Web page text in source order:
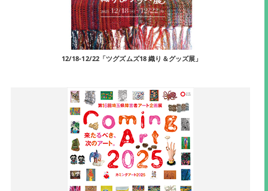
12/18-12/22「ツグズムズ18 織り＆グッズ展」